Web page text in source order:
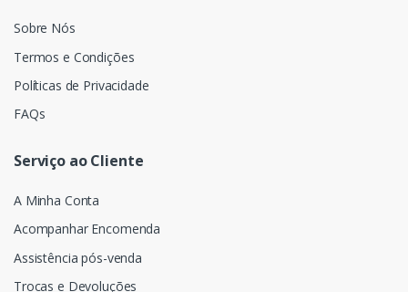
Sobre Nós
Termos e Condições
Políticas de Privacidade
FAQs
Serviço ao Cliente
A Minha Conta
Acompanhar Encomenda
Assistência pós-venda
Trocas e Devoluções